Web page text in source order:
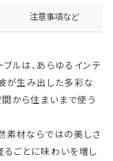
注意事項など
ルは、あらゆるインテ
が生み出した多彩な
から住まいまで使う
素材ならではの美しさ
るごとに味わいを増し